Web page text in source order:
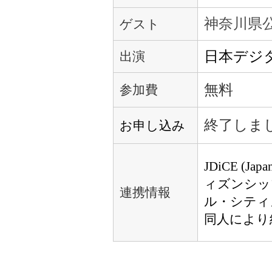
ゲスト 神奈川
出演 日本デジ
参加費 無料
お申し込み 終了しま
連携情報
JDiCE
ィズンシ
ル・シテ
同人によ